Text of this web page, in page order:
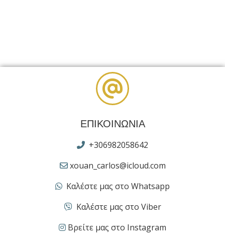
ΕΠΙΚΟΙΝΩΝΙΑ
+306982058642
xouan_carlos@icloud.com
Καλέστε μας στο Whatsapp
Καλέστε μας στο Viber
Βρείτε μας στο Instagram